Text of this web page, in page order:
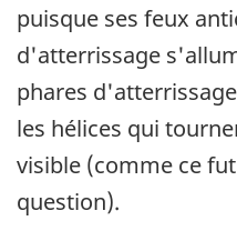
puisque ses feux
d'atterrissage
phares
les hélices qui
visible (comme ce
question).